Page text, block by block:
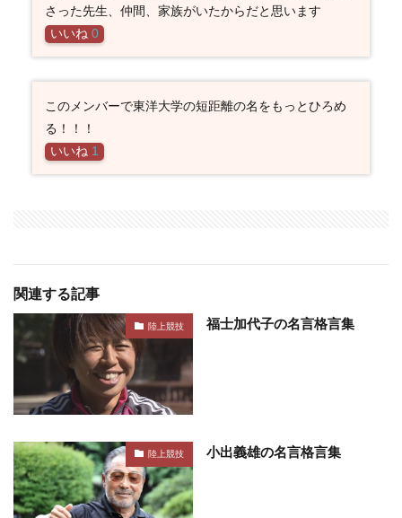
さった先生、仲間、家族がいたからだと思います
いいね 0
このメンバーで東洋大学の短距離の名をもっとひろめ
る！！！
いいね 1
関連する記事
陸上競技 福士加代子の名言格言集
陸上競技 小出義雄の名言格言集